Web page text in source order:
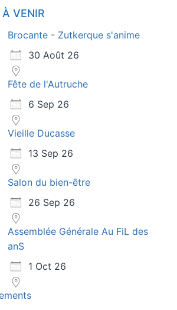
VENIR
Brocante - Zutkerque s'anime
30 Août 26
Fête de l'Autruche
6 Sep 26
Vieille Ducasse
13 Sep 26
Salon du bien-être
26 Sep 26
Assemblée Générale Au FiL des
anS
1 Oct 26